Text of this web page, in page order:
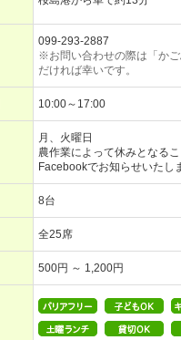
099-293-2887
※お問い合わせの際は「か
だければ幸いです。
10:00～17:00
月、火曜日
農作業によって休みとなるこ
Facebookでお知らせいたし
8台
全25席
500円 ～ 1,200円